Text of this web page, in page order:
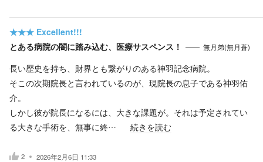
★★★ Excellent!!!
とある病院の闇に踏み込む、医療サスペンス！
無月弟(無月蒼)
長い歴史を持ち、財界とも繋がりのある神羽記念病院。
そこの次期院長と言われているのが、現院長の息子である神羽佑
介。
しかし彼が院長になるには、大きな課題が。それは予定されてい
る大きな手術を、無事に終…
続きを読む
2 2026年2月6日 11:33